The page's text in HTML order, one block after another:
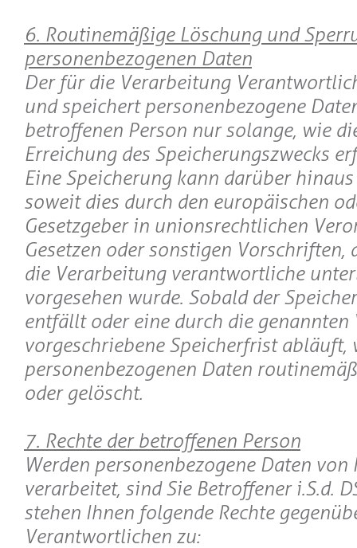
6. Routinemäßige Löschung und
personenbezogenen Daten
Der für die Verarbeitung
und speichert personenbezogene
betroffenen Person nur solange, wie
Erreichung des Speicherungszwecks
Eine Speicherung kann darüber
soweit dies durch den europäischen
Gesetzgeber in unionsrechtlichen
Gesetzen oder sonstigen Vorschriften,
die Verarbeitung verantwortliche
vorgesehen wurde. Sobald der
entfällt oder eine durch die genannten
vorgeschriebene Speicherfrist abläuft,
personenbezogenen Daten
oder gelöscht.
7. Rechte der betroffenen Person
Werden personenbezogene Daten von
verarbeitet, sind Sie Betroffener i.S.d.
stehen Ihnen folgende Rechte
Verantwortlichen zu: